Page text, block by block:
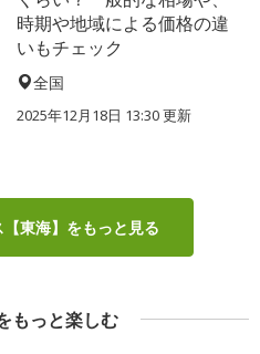
時期や地域による価格の違
いもチェック
全国
2025年12月18日 13:30 更新
東海】をもっと見る
もっと楽しむ